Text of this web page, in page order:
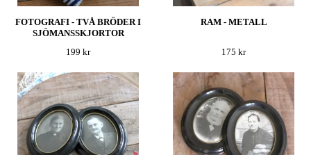
FOTOGRAFI - TVÅ BRÖDER I
SJÖMANSSKJORTOR
199 kr
RAM - METALL
175 kr